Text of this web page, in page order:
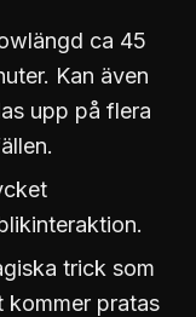
ca 45
Kan även
upp på flera
trick som
kommer pratas